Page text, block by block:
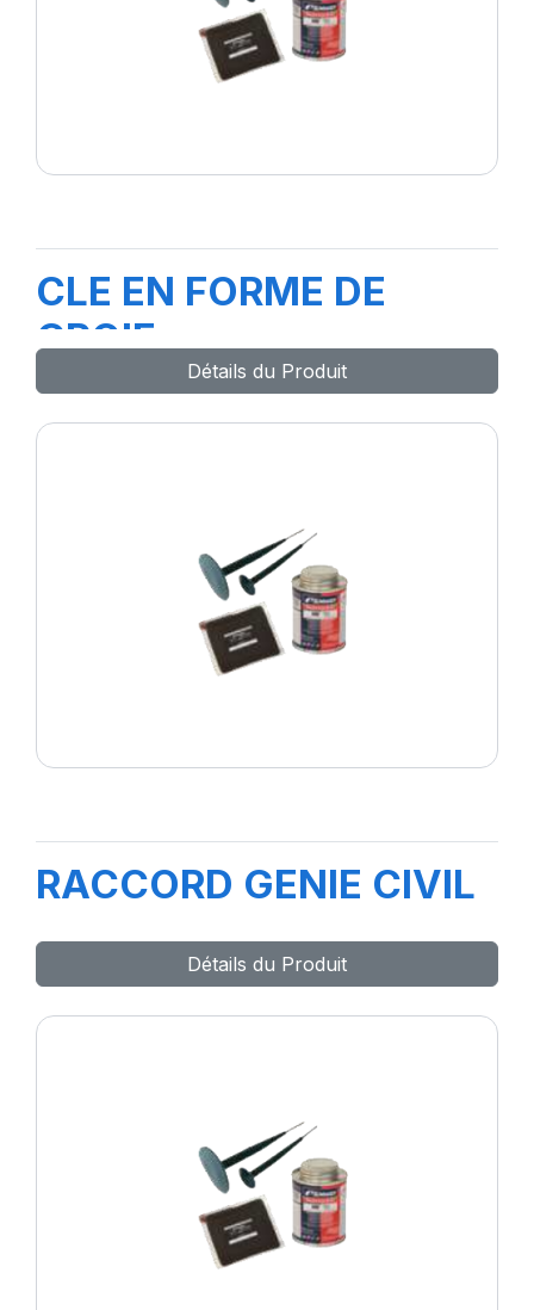
CLE EN FORME DE
CROIE
Détails du Produit
RACCORD GENIE CIVIL
Détails du Produit